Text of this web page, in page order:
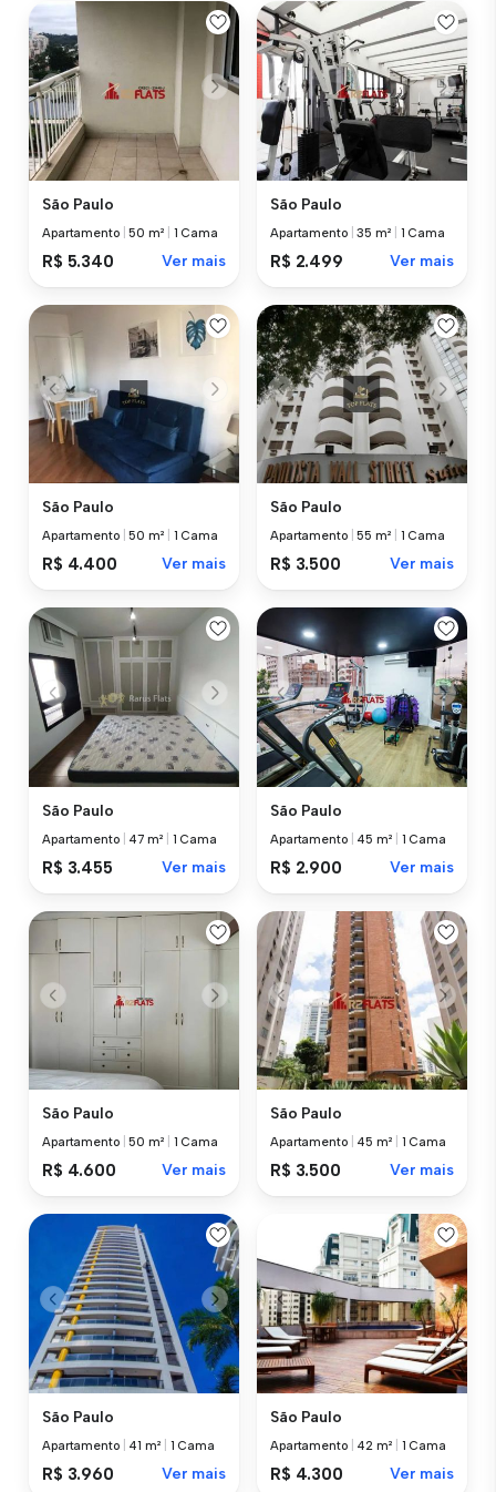
São Paulo
Apartamento |50 m² 1 Cama
R$ 5.340 Ver mais
São Paulo
Apartamento |35 m² 1 Cama
R$ 2.499 Ver mais
São Paulo
Apartamento |50 m² 1 Cama
R$ 4.400 Ver mais
São Paulo
Apartamento |55 m² 1 Cama
R$ 3.500 Ver mais
São Paulo
Apartamento 47 m² 1 Cama
R$ 3.455 Ver mais
São Paulo
Apartamento 45 m² 1 Cama
R$ 2.900 Ver mais
São Paulo
Apartamento |50 m² 1 Cama
R$ 4.600 Ver mais
São Paulo
Apartamento 45 m² 1 Cama
R$ 3.500 Ver mais
São Paulo
Apartamento 41 m² 1 Cama
R$ 3.960 Ver mais
São Paulo
Apartamento 42 m² 1 Cama
R$ 4.300 Ver mais